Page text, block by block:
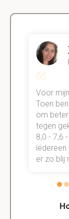
Voor
Toen
om
tegen
8,0 - 7,6
íédereen
er zo blij